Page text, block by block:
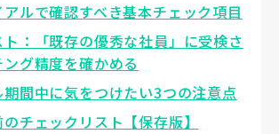
ルで確認すべき基本チェック項目
：「既存の優秀な社員」に受検さ
グ精度を確かめる
期間中に気をつけたい3つの注意点
チェックリスト【保存版】